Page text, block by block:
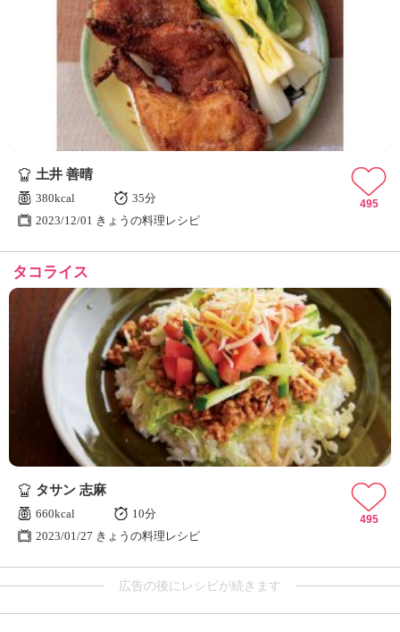
土井 善晴
380kcal
35分
2023/12/01 きょうの料理レシピ
495
タコライス
タサン 志麻
660kcal
10分
2023/01/27 きょうの料理レシピ
495
広告の後にレシピが続きます